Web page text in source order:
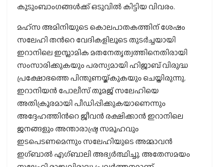
കുടുംബാംഗങ്ങള്‍ക്ക് ഒടുവില്‍ കിട്ടിയ വിവരം.
മഹ്‌സ അമിനിയുടെ കൊലപാതകത്തിന് ശേഷം
സലേഹി തന്‍റെ വേദികളിലൂടെ തുടര്‍ച്ചയായി
ഇറാനിലെ ഇസ്ലാമിക മതനേതൃത്വത്തിനെതിരായി
സംസാരിക്കുകയും പരസ്യമായി ഹിജാബ് വിരുദ്ധ
പ്രക്ഷോഭത്തെ പിന്തുണയ്ക്കുകയും ചെയ്തിരുന്നു.
ഇറാനിയന്‍ പോലീസ് തൂമജ് സലേഹിയെ
അതിക്രൂരമായി പീഡിപ്പിക്കുകയാണെന്നും
അദ്ദേഹത്തിന്‍റെ ജീവന്‍ രക്ഷിക്കാന്‍ ഇറാനിലെ
ജനങ്ങളും അന്താരാഷ്ട്ര സമൂഹവും
ഇടപെടണമെന്നും സലേഹിയുടെ അമ്മാവന്‍
ഇഗ്ബാല്‍ എഗ്ബാലി അഭ്യര്‍ത്ഥിച്ചു. അതേസമയം